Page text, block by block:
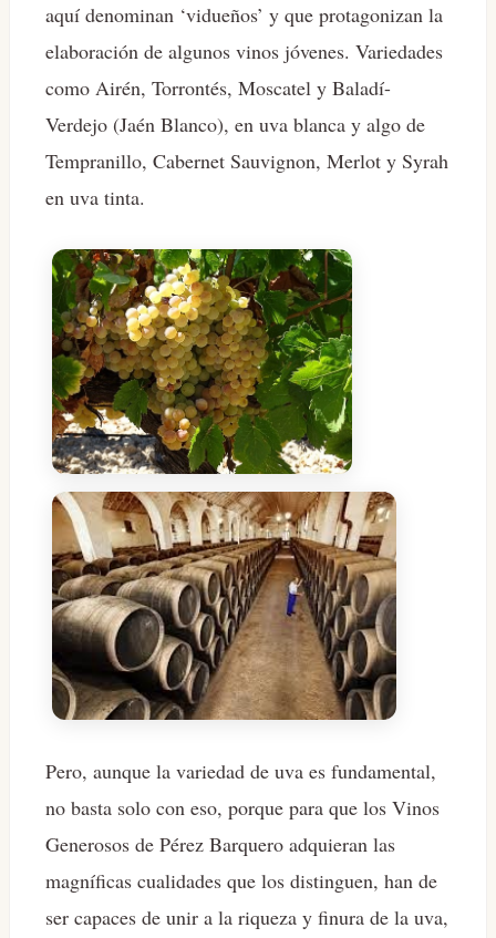
aquí denominan ‘vidueños’ y que protagonizan la
elaboración de algunos vinos jóvenes. Variedades
como Airén, Torrontés, Moscatel y Baladí-
Verdejo (Jaén Blanco), en uva blanca y algo de
Tempranillo, Cabernet Sauvignon, Merlot y Syrah
en uva tinta.
Pero, aunque la variedad de uva es fundamental,
no basta solo con eso, porque para que los Vinos
Generosos de Pérez Barquero adquieran las
magníficas cualidades que los distinguen, han de
ser capaces de unir a la riqueza y finura de la uva,